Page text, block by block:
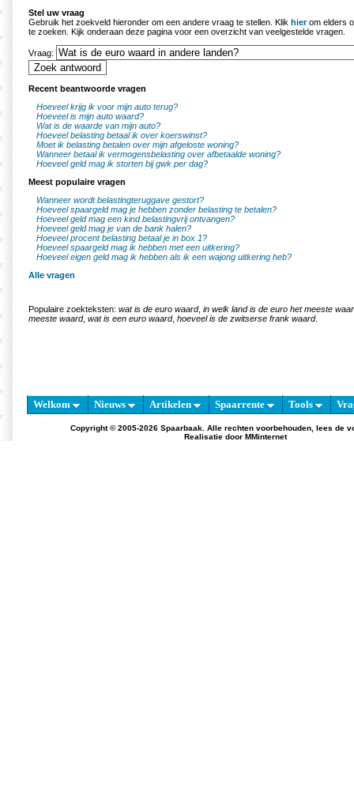
Stel uw vraag
Gebruik het zoekveld hieronder om een andere vraag te stellen. Klik hierom elders
te zoeken. Kijk onderaan deze pagina voor een overzicht van veelgestelde vragen.
Vraag:
Recent beantwoorde vragen
Hoeveel krijg ik voor mijn auto terug?
Hoeveel is mijn auto waard?
Wat is de waarde van mijn auto?
Hoeveel belasting betaal ik over koerswinst?
Moet ik belasting betalen over mijn afgeloste woning?
Wanneer betaal ik vermogensbelasting over afbetaalde woning?
Hoeveel geld mag ik storten bij gwk per dag?
Meest populaire vragen
Wanneer wordt belastingteruggave gestort?
Hoeveel spaargeld mag je hebben zonder belasting te betalen?
Hoeveel geld mag een kind belastingvrij ontvangen?
Hoeveel geld mag je van de bank halen?
Hoeveel procent belasting betaal je in box 1?
Hoeveel spaargeld mag ik hebben met een uitkering?
Hoeveel eigen geld mag ik hebben als ik een wajong uitkering heb?
Alle vragen
Populaire zoekteksten: wat is de euro waard, in welk land is de euro het meeste
meeste waard, wat is een euro waard, hoeveel is de zwitserse frank waard.
Welkom Nieuws Artikelen Spaarrente Tools
Copyright © 2005-2026 Spaarbaak. Alle rechten voorbehouden, lees de
Realisatie door MMinternet